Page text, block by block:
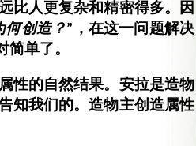
比人更复杂和精密得多。因
何创造？”，在这一问题解决
简单了。
性的自然结果。安拉是造物
知我们的。造物主创造属性